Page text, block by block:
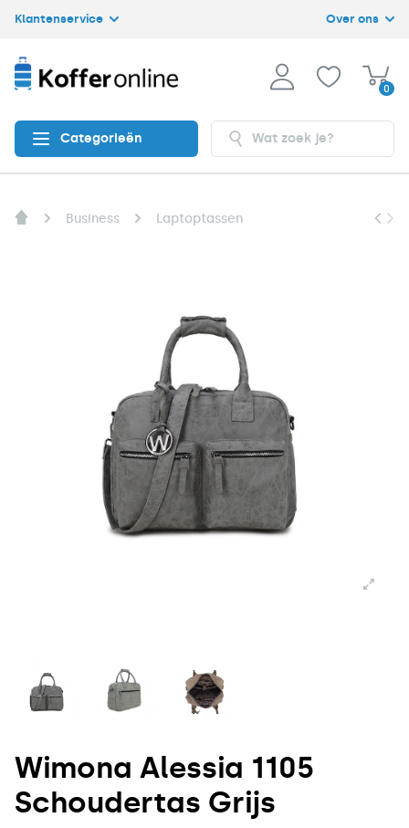
Klantenservice Over ons
0
Categorieën
Business Laptoptassen
Wimona Alessia 1105
Schoudertas Grijs